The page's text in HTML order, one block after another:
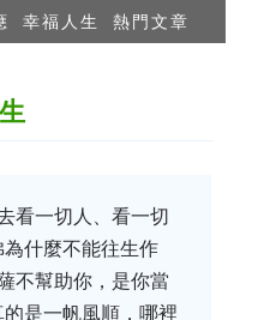
幸福人生 熱門文章
看一切人、看一切
什麼不能往生作
不幫助你，是你當
是一帆風順，哪裡